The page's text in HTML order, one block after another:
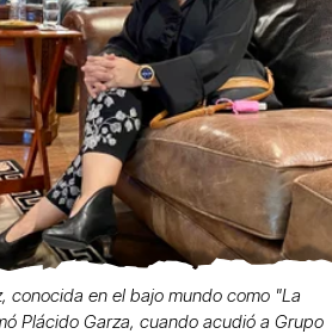
conocida en el bajo mundo como "La
Plácido Garza, cuando acudió a Grupo